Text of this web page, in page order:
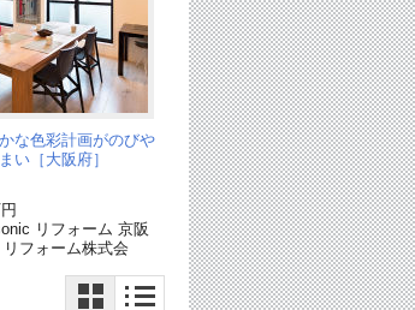
な色彩計画がのびや
い［大阪府］
リフォーム 京阪
リフォーム株式会